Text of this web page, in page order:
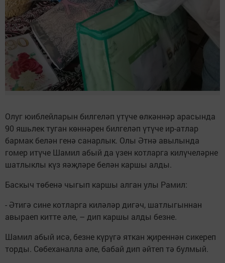
Олуг юиблейларын билгеләп үтүче өлкәннәр арасында
90 яшьлек туган көннәрен билгеләп үтүче ир-атлар
бармак белән генә санарлык. Олы Әтнә авылында
гомер итүче Шамил абый да үзен котларга килүчеләрне
шатлыклы күз яәҗләре белән каршы алды.
Баскыч төбенә чыгып каршы алган улы Рамил:
- Әтигә сине котларга киләләр дигәч, шатлыгыннан
авыраеп китте әле, – дип каршы алды безне.
Шамил абый исә, безне күрүгә яткан җиреннән сикереп
торды. Сөбеханалла әле, бабай дип әйтеп тә булмый.